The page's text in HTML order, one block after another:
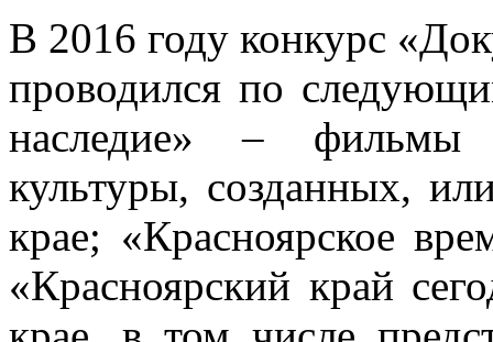
В 2016 году конкурс
проводился по
наследие» – фильмы
культуры, созданных,
крае; «Красноярское
«Красноярский край